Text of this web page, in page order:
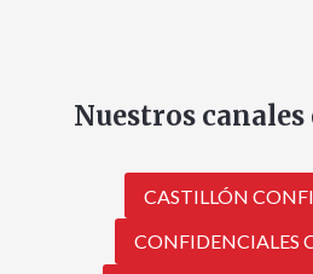
Nuestros canales
CASTILLÓN
CONFIDENCIALES